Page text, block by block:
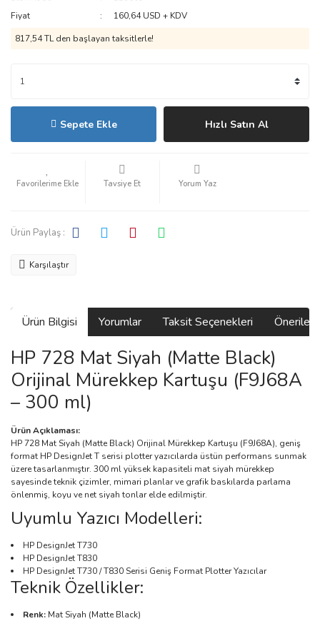
Fiyat
160,64 USD + KDV
817,54 TL den başlayan taksitlerle!
Sepete Ekle Hızlı Satın Al
Tavsiye Et Yorum Yaz
Ürün Paylaş :
Karşılaştır
Ürün Bilgisi Yorumlar Taksit Seçenekleri
HP 728 Mat Siyah (Matte Black)
Orijinal Mürekkep Kartuşu (F9J68A
– 300 ml)
Ürün Açıklaması:
HP 728 Mat Siyah (Matte Black) Orijinal Mürekkep Kartuşu (F9J68A), geniş
format HP DesignJet T serisi plotter yazıcılarda üstün performans sunmak
üzere tasarlanmıştır. 300 ml yüksek kapasiteli mat siyah mürekkep
sayesinde teknik çizimler, mimari planlar ve grafik baskılarda parlama
önlenmiş, koyu ve net siyah tonlar elde edilmiştir.
Uyumlu Yazıcı Modelleri:
HP DesignJet T730
HP DesignJet T830
HP DesignJet T730 / T830 Serisi Geniş Format Plotter Yazıcılar
Teknik Özellikler:
Renk: Mat Siyah (Matte Black)